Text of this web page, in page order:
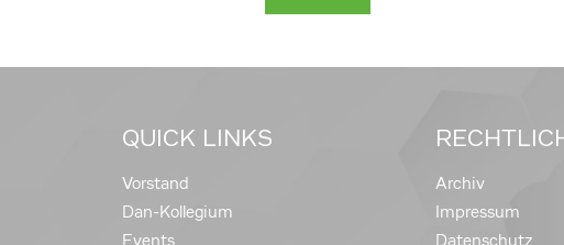
QUICK LINKS
Vorstand
Dan-Kollegium
Events
Archiv
Impressum
Datenschutz